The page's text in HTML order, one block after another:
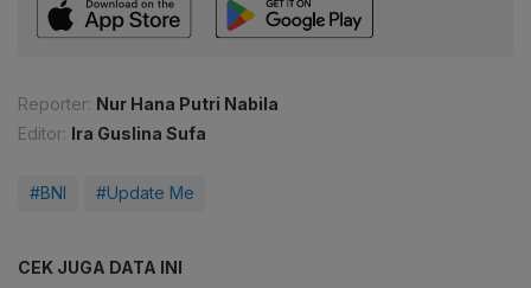
Reporter: Nur Hana Putri Nabila
Editor: Ira Guslina Sufa
#BNI #Update Me
CEK JUGA DATA INI